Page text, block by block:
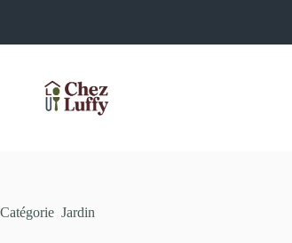
Catégorie Jardin